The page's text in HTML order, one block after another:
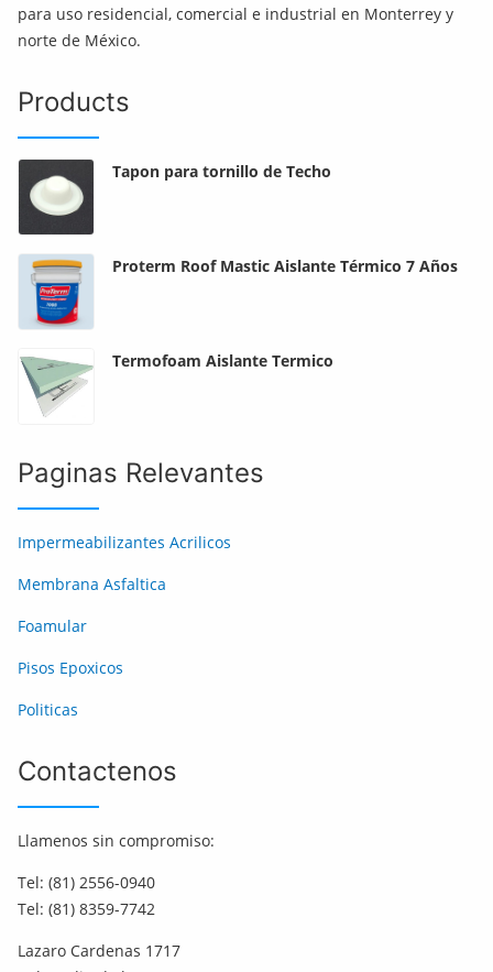
para uso residencial, comercial e industrial en Monterrey y
norte de México.
Products
Tapon para tornillo de Techo
Proterm Roof Mastic Aislante Térmico 7 Años
Termofoam Aislante Termico
Paginas Relevantes
Impermeabilizantes Acrilicos
Membrana Asfaltica
Foamular
Pisos Epoxicos
Politicas
Contactenos
Llamenos sin compromiso:
Tel: (81) 2556-0940
Tel: (81) 8359-7742
Lazaro Cardenas 1717